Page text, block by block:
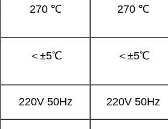
270 ℃ 270 ℃
＜±5℃ ＜±5℃
220V 50Hz 220V 50Hz